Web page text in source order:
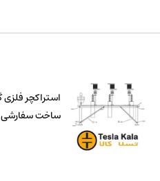
ساخت سفارشی